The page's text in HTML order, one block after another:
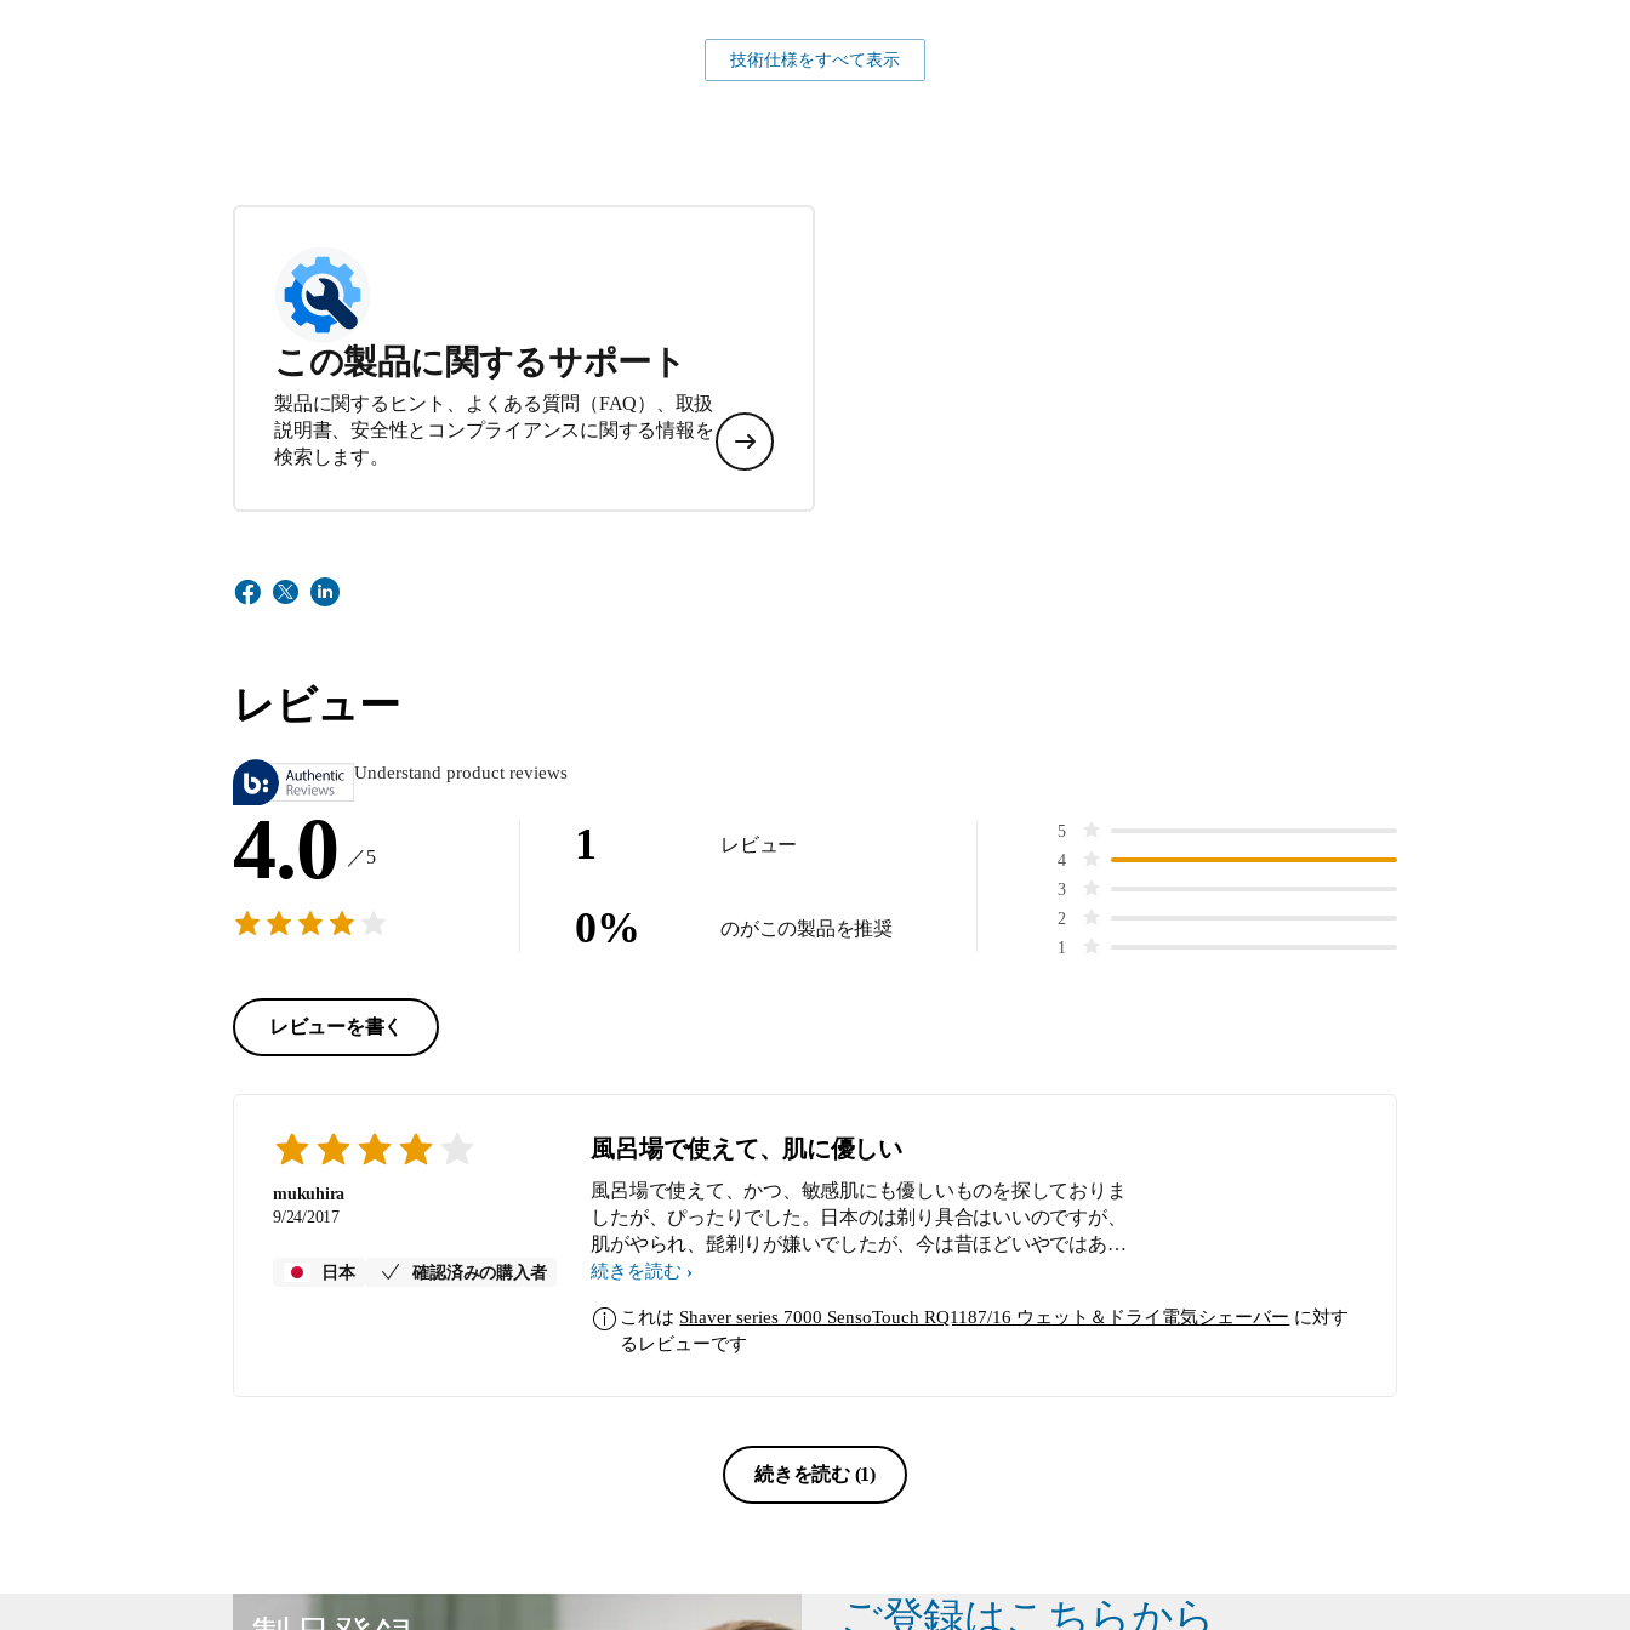
技術仕様をすべて表示
この製品に関するサポート
製品に関するヒント、よくある質問（FAQ）、取扱
説明書、安全性とコンプライアンスに関する情報を
検索します。
レビュー
Understand product reviews
4.0 ／5
レビューを書く
1 レビュー
0% のがこの製品を推奨
5
4
3
2
1
mukuhira
9/24/2017
日本 確認済みの購入者
風呂場で使えて、肌に優しい
風呂場で使えて、かつ、敏感肌にも優しいものを探しておりま
したが、ぴったりでした。日本のは剃り具合はいいのですが、
肌がやられ、髭剃りが嫌いでしたが、今は昔ほどいやではあり
ません。今回のコストパフォーマンスに満足していますので、
続きを読む
これは Shaver series 7000 SensoTouch RQ1187/16 ウェット＆ドライ電気シェーバー に対す
るレビューです
続きを読む (1)
ご登録はこちらから